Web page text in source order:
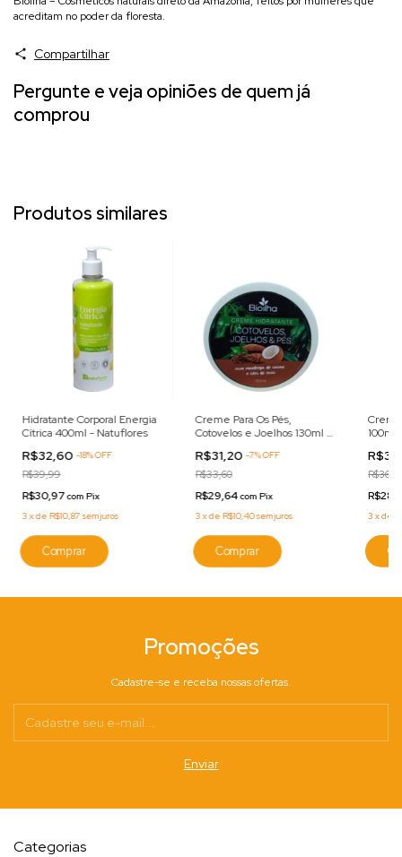
acreditam no poder da floresta.
Compartilhar
Pergunte e veja opiniões de quem já
comprou
Produtos similares
Hidratante Corporal Energia
Cítrica 400ml - Natuflores
R$32,60-18%OFF
R$39,99
R$30,97com Pix
3 xde R$10,87 sem juros
Creme Para Os Pés,
Cotovelos e Joelhos 130ml -
R$31,20-7%OFF
R$33,60
R$29,64com Pix
3xde R$10,40sem juros
100ml
3 xde
Promoções
Cadastre-se e receba nossas ofertas.
Categorias